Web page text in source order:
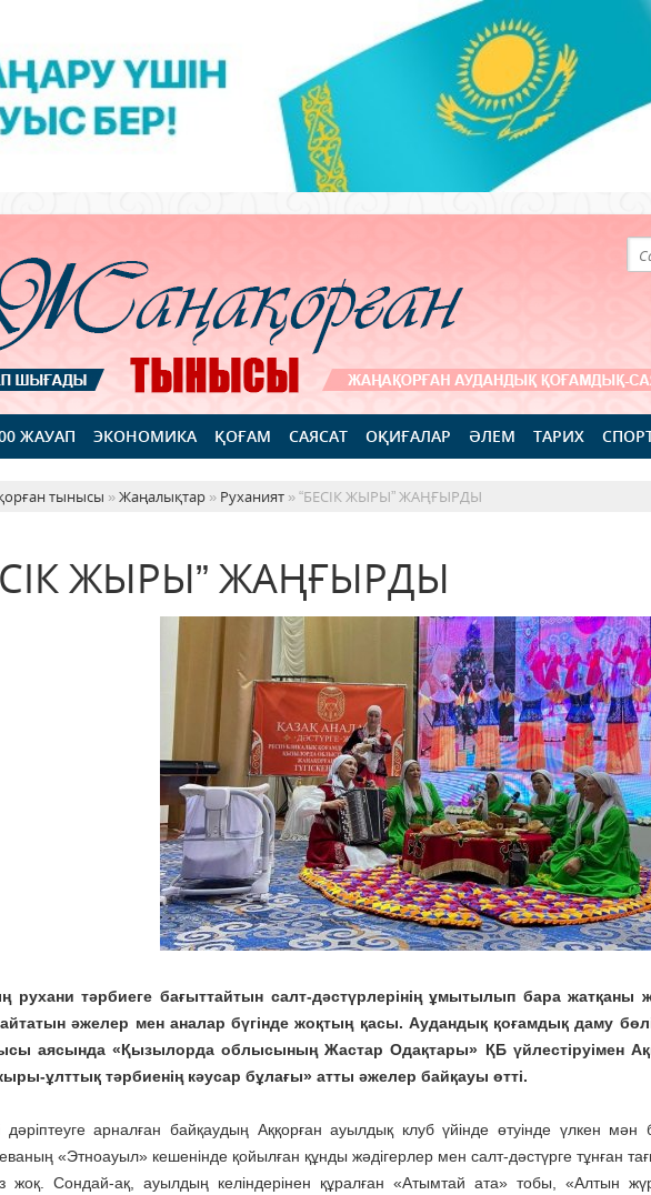
ЖАУАП ЭКОНОМИКА ҚОҒАМ САЯСАТ ОҚИҒАЛАР ӘЛЕМ ТАРИХ
тынысы »Жаңалықтар » Руханият » “БЕСІК ЖЫРЫ” ЖАҢҒЫРДЫ
ЖЫРЫ” ЖАҢҒЫРДЫ
рухани тәрбиеге бағыттайтын салт-дәстүрлерінің ұмытылып бара жатқаны
әжелер мен аналар бүгінде жоқтың қасы. Аудандық қоғамдық даму
аясында «Қызылорда облысының Жастар Одақтары» ҚБ үйлестіруімен
ұлттық тәрбиенің кәусар бұлағы» атты әжелер байқауы өтті.
дәріптеуге арналған байқаудың Аққорған ауылдық клуб үйінде өтуінде үлкен
«Этноауыл» кешенінде қойылған құнды жәдігерлер мен салт-дәстүрге тұнған
жоқ. Сондай-ақ, ауылдың келіндерінен құралған «Атымтай ата» тобы, «Алтын